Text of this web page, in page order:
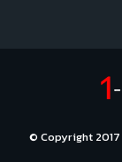
© Copyright 2017